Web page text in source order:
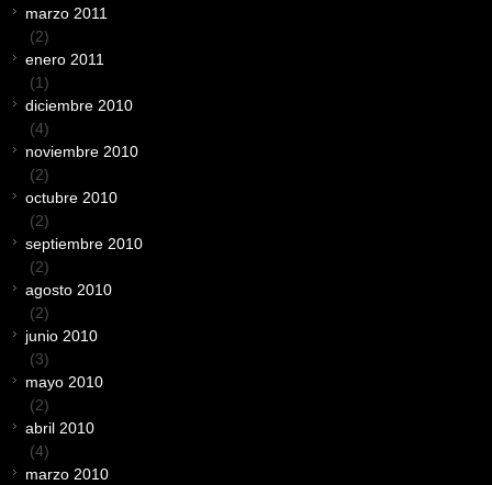
marzo 2011
(2)
enero 2011
(1)
diciembre 2010
(4)
noviembre 2010
(2)
octubre 2010
(2)
septiembre 2010
(2)
agosto 2010
(2)
junio 2010
(3)
mayo 2010
(2)
abril 2010
(4)
marzo 2010